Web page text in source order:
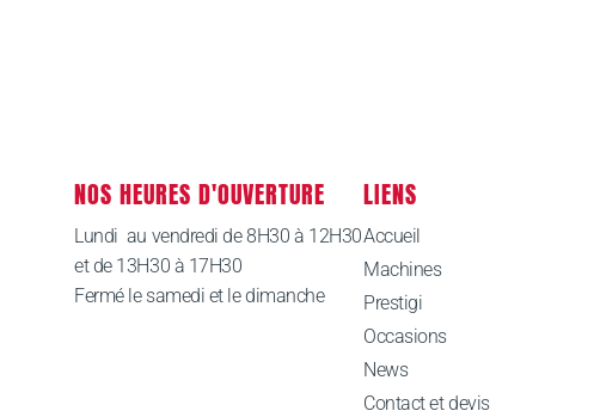
NOS HEURES D'OUVERTURE
Lundi au vendredi de 8H30 à 12H30
et de 13H30 à 17H30
Fermé le samedi et le dimanche
LIENS
Accueil
Machines
Prestigi
Occasions
News
Contact et devis